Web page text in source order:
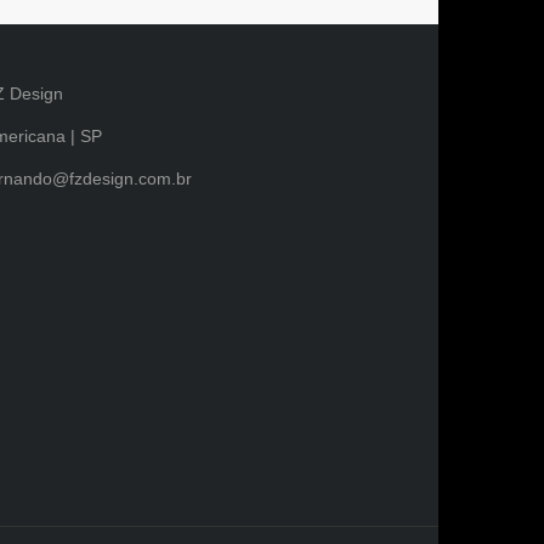
Design
| SP